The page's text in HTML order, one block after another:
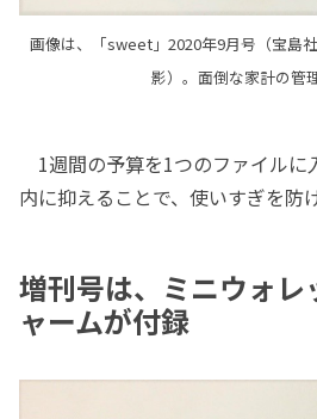
画像は、「sweet」2020年9月号（宝島
影）。面倒な家計の管
1週間の予算を1つのファイルに
内に抑えることで、使いすぎを防
増刊号は、ミニウォレ
ャームが付録